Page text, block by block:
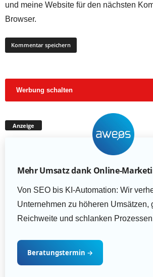
und meine Website für den nächsten
Browser.
Werbung schalten
Anzeige
Mehr Umsatz dank Online-
Von SEO bis KI-Automation: Wir
Unternehmen zu höheren Umsätzen,
Reichweite und schlanken
Beratungstermin →